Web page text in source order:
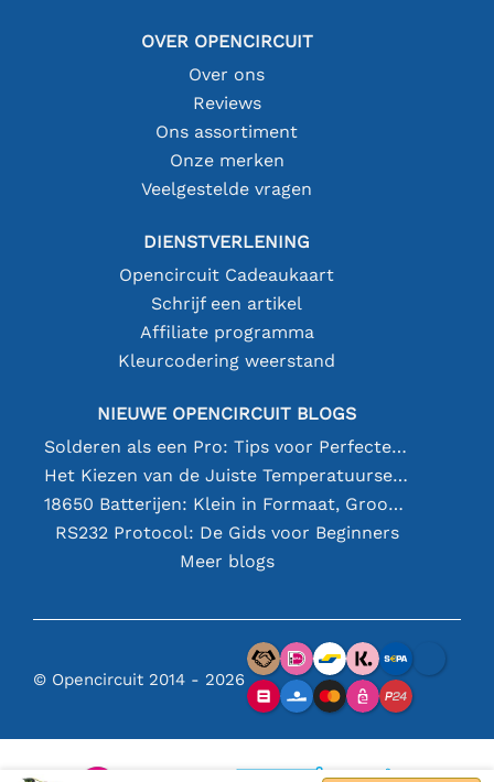
OVER OPENCIRCUIT
Over ons
Reviews
Ons assortiment
Onze merken
Veelgestelde vragen
DIENSTVERLENING
Opencircuit Cadeaukaart
Schrijf een artikel
Affiliate programma
Kleurcodering weerstand
NIEUWE OPENCIRCUIT BLOGS
Solderen als een Pro: Tips voor Perfecte Elektronische Verbindingen
Het Kiezen van de Juiste Temperatuursensor [youtube]
18650 Batterijen: Klein in Formaat, Groot in Prestatie
RS232 Protocol: De Gids voor Beginners
Meer blogs
© Opencircuit 2014 - 2026